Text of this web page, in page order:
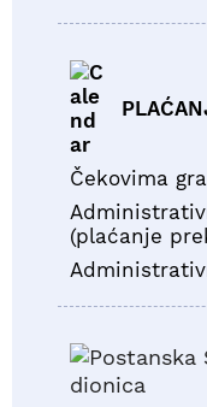
Čekovima
(plaćanje